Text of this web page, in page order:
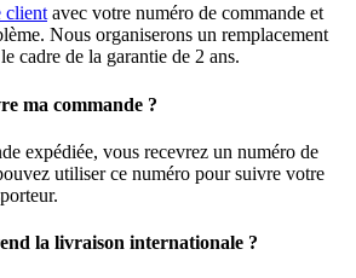
clientavec votre numéro de commande et
Nous organiserons un remplacement
cadre de la garantie de 2 ans.
ma commande ?
expédiée, vous recevrez un numéro de
utiliser ce numéro pour suivre votre
la livraison internationale ?